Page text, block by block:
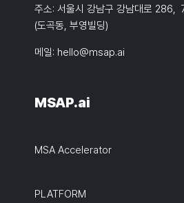
주소: 서울시 강남구 강남대로 286,
(도곡동, 부영빌딩)
메일: hello@msap.ai
MSAP.ai
MSA Accelerator
PLATFORM